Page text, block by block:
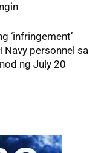
‘infringement’
Navy personnel sa
ng July 20